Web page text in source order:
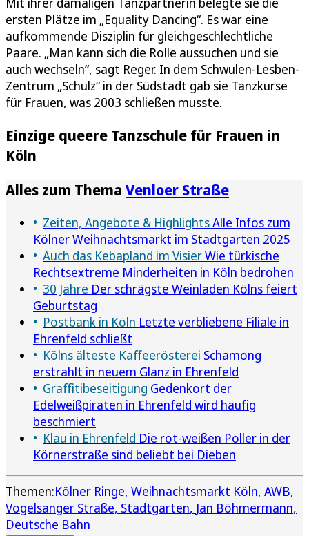
ersten Plätze im „Equality Dancing“. Es war eine
aufkommende Disziplin für gleichgeschlechtliche
Paare. „Man kann sich die Rolle aussuchen und sie
auch wechseln“, sagt Reger. In dem Schwulen-Lesben-
Zentrum „Schulz“ in der Südstadt gab sie Tanzkurse
für Frauen, was 2003 schließen musste.
Einzige queere Tanzschule für Frauen in
Köln
Alles zum Thema Venloer Straße
Zeiten, Angebote & HighlightsAlle Infos zum
Kölner Weihnachtsmarkt im Stadtgarten 2025
Auch das Kebapland im VisierWie türkische
Rechtsextreme Minderheiten in Köln bedrohen
30 Jahre Der schrägste Weinladen Kölns feiert
Geburtstag
Postbank in Köln Letzte verbliebene Filiale in
Ehrenfeld schließt
Kölns älteste Kaffeerösterei Schamong
erstrahlt in neuem Glanz in Ehrenfeld
Graffitibeseitigung Gedenkort der
Edelweißpiraten in Ehrenfeld wird häufig
beschmiert
Klau in Ehrenfeld Die rot-weißen Poller in der
Körnerstraße sind beliebt bei Dieben
Themen:Kölner Ringe Weihnachtsmarkt Köln AWB
Vogelsanger Straße Stadtgarten Jan Böhmermann
Deutsche Bahn